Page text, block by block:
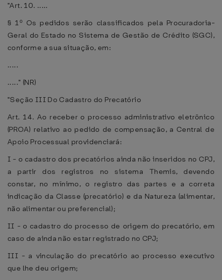
"Art. 10. .....
§ 1º Os pedidos serão classificados pela Procuradoria-
Geral do Estado no Sistema de Gestão de Crédito (SGC),
conforme a sua situação, em:
.....
....." (NR)
"Seção III Do Cadastro do Precatório
Art. 14. Ao receber o processo administrativo eletrônico
(PROA) relativo ao pedido de compensação, a Central de
Apoio Processual providenciará:
I - o cadastro dos precatórios ainda não inseridos no CPJ,
a partir dos registros no sistema Themis, devendo
constar, no mínimo, o registro das partes e a correta
indicação da Classe (precatório) e da Natureza (alimentar,
não alimentar ou preferencial);
II - o cadastro do processo de origem do precatório, em
caso de ainda não estar registrado no CPJ;
III - a vinculação do precatório ao processo executivo
que lhe deu origem;